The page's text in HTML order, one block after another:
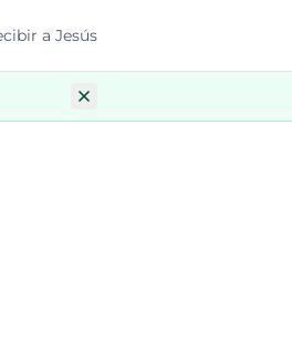
a Jesús